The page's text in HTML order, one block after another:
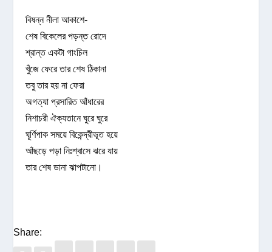
বিষন্ন নীলা আকাশে-
শেষ বিকেলের পড়ন্ত রোদে
শ্রান্ত একটা গাংচিল
খুঁজে ফেরে তার শেষ ঠিকানা
তবু তার হয় না ফেরা
অগত্যা প্রসারিত আঁধারের
নিশাচরী ঐক্যতানে ঘুরে ঘুরে
ঘূর্ণিপাক সময়ে বিকেন্দ্রীভূত হয়ে
আঁছড়ে পড়া নিঃশ্বাসে ঝরে যায়
তার শেষ ডানা ঝাপটানো।
Share: